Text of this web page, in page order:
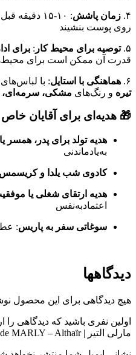
۴. زمان پاشش
: ۱۰-۱۵
روی پوست بنشیند
۵. توصیه برای محیط کار : برای
قدرت آن ممکن است برای
۶. هماهنگی با استایل: با لباس‌های
تیره و رنگ‌های مشکی، سرمه‌ای،
🎁 هدیه‌ای برای آقایان خاص
هدیه تولد برای پدر، همسر یا
به‌یادماندنی
کادوی شب یلدا و کریسمس
هدیه ارتقای شغلی یا
اعتمادبه‌نفس
سوغاتی سفر به پاریس:
دیدگاهها
هیچ دیدگاهی برای این محصول
اولین نفری باشید که دیدگاهی
مارلی التیر | PARFUMS de MARLY – Althaïr”